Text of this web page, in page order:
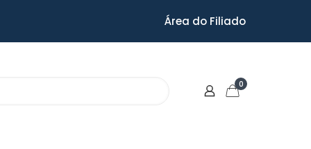
Área do Filiado
0